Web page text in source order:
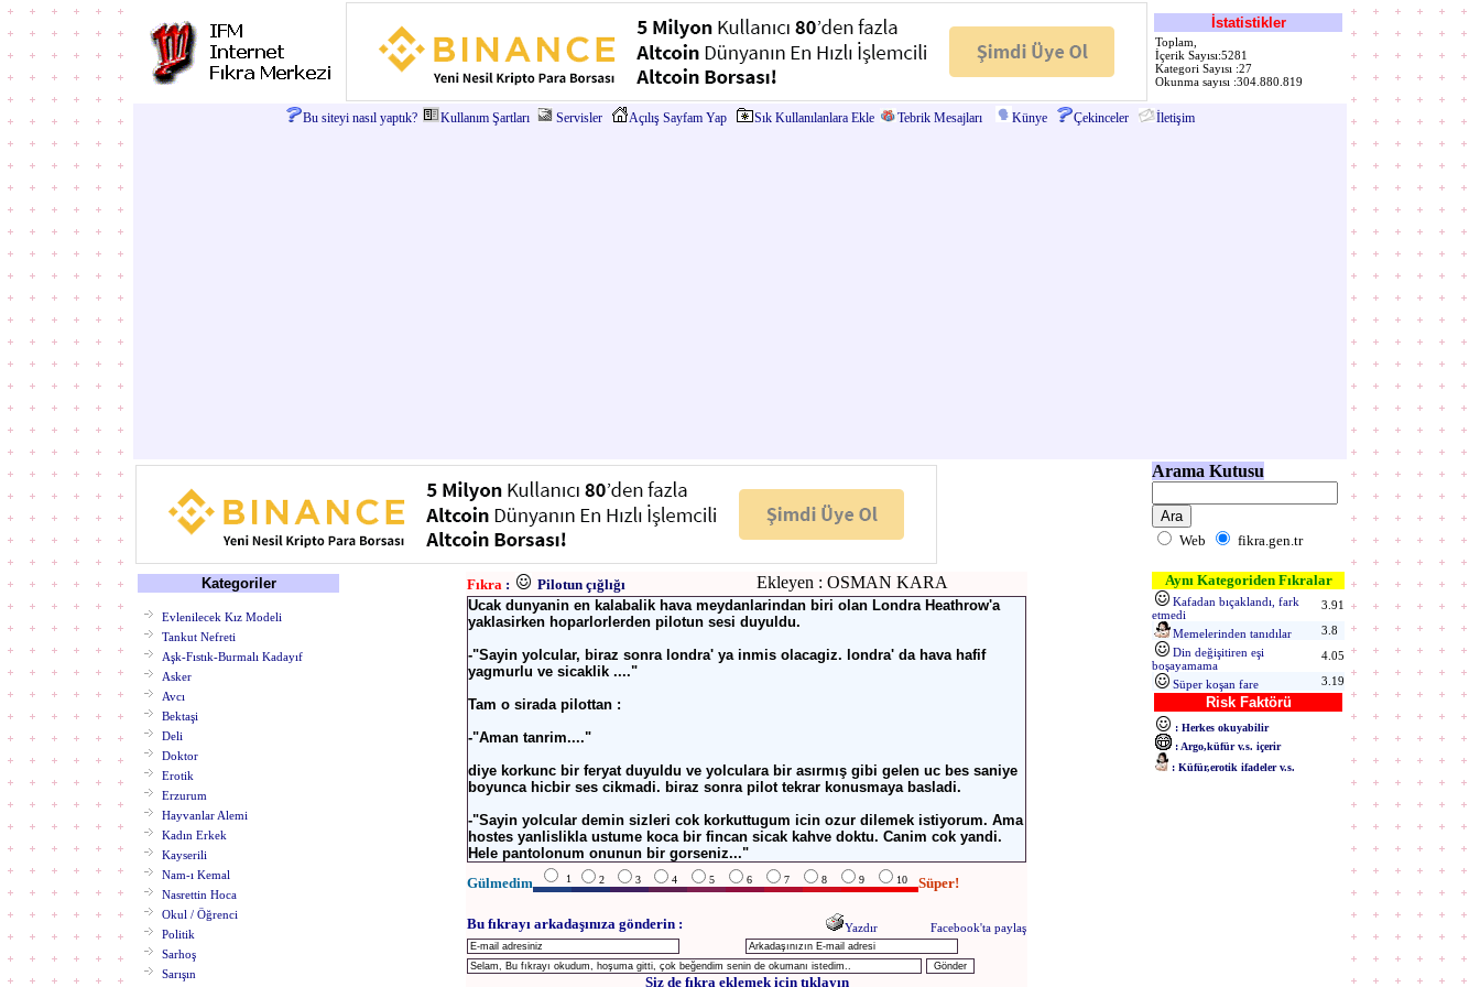
İstatistikler
Toplam,
İçerik Sayısı:5281
Kategori Sayısı :27
Okunma sayısı :304.880.819
Bu siteyi nasıl yaptık? Kullanım Şartları Servisler Açılış Sayfam Yap Sık Kullanılanlara Ekle Tebrik Mesajları Künye Çekinceler İletişim
Arama Kutusu
Web fikra.gen.tr
Kategoriler
Evlenilecek Kız Modeli
Tankut Nefreti
Aşk-Fıstık-Burmalı Kadayıf
Asker
Avcı
Bektaşi
Deli
Doktor
Erotik
Erzurum
Hayvanlar Alemi
Kadın Erkek
Kayserili
Nam-ı Kemal
Nasrettin Hoca
Okul / Öğrenci
Politik
Sarhoş
Sarışın
Fıkra : Pilotun çığlığı Ekleyen : OSMAN KARA
Ucak dunyanin en kalabalik hava meydanlarindan biri olan Londra Heathrow'a
yaklasirken hoparlorlerden pilotun sesi duyuldu.
-"Sayin yolcular, biraz sonra londra' ya inmis olacagiz. londra' da hava hafif
yagmurlu ve sicaklik ...."
Tam o sirada pilottan :
-"Aman tanrim...."
diye korkunc bir feryat duyuldu ve yolculara bir asırmış gibi gelen uc bes saniye
boyunca hicbir ses cikmadi. biraz sonra pilot tekrar konusmaya basladi.
-"Sayin yolcular demin sizleri cok korkuttugum icin ozur dilemek istiyorum. Ama
hostes yanlislikla ustume koca bir fincan sicak kahve doktu. Canim cok yandi.
Hele pantolonum onunun bir gorseniz..."
Gülmedim
1 2 3 4 5 6 7 8 9 10 Süper!
Bu fıkrayı arkadaşınıza gönderin : Yazdır Facebook'ta paylaş
Siz de fıkra eklemek için tıklayın
Aynı Kategoriden Fıkralar
Kafadan bıçaklandı, fark
etmedi
3.91
Memelerinden tanıdılar
3.8
Din değişitiren eşi
boşayamama
4.05
Süper koşan fare 3.19
Risk Faktörü
: Herkes okuyabilir
: Argo,küfür v.s. içerir
: Küfür,erotik ifadeler v.s.